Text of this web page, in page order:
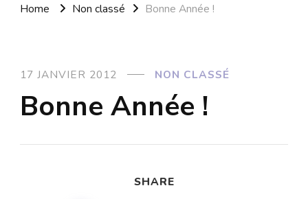
Home Non classé Bonne Année !
17 JANVIER 2012 NON CLASSÉ
Bonne Année !
SHARE